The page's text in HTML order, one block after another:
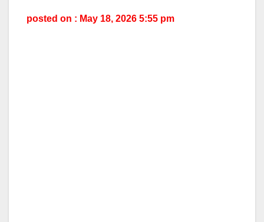
posted on : May 18, 2026 5:55 pm